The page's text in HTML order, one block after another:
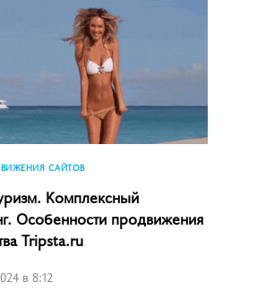
САЙТОВ
Комплексный
Особенности продвижения
Tripsta.ru
в 8:12